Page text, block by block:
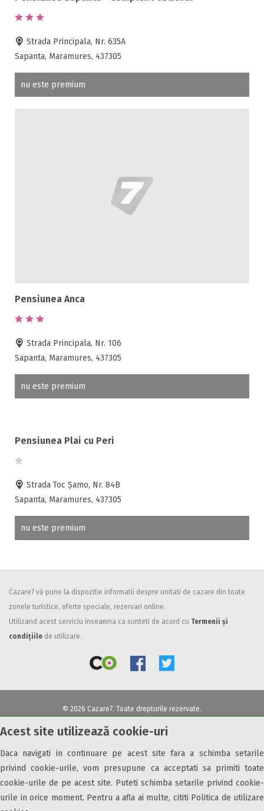
Acest site utilizează cookie-uri
Daca navigati in continuare pe acest site fara a schimba setarile
privind cookie-urile, vom presupune ca acceptati sa primiti toate
cookie-urile de pe acest site. Puteti schimba setarile privind cookie-
urile in orice moment. Pentru a afla ai multe, cititi Politica de utilizare
Strada Principala, Nr. 635A
Sapanta, Maramures, 437305
nu este premium
Pensiunea Anca
Strada Principala, Nr. 106
Sapanta, Maramures, 437305
nu este premium
Pensiunea Plai cu Peri
Strada Toc Șamo, Nr. 84B
Sapanta, Maramures, 437305
nu este premium
Cazare7 vă pune la dispozitie informatii despre unitati de cazare din toate
zonele turistice, oferte speciale, rezervari online.
Utilizand acest serviciu inseamna ca sunteti de acord cu Termenii și
condițiile de utilizare.
© 2026 Cazare7. Toate drepturile rezervate.
Obiective turistice Informații utile Parteneri Cazare7